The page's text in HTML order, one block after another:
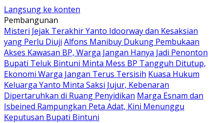
Langsung ke konten
Pembangunan
Misteri Jejak Terakhir Yanto Idoorway dan Kesaksian
yang Perlu Diuji Alfons Manibuy Dukung Pembukaan
Akses Kawasan BP, Warga Jangan Hanya Jadi Penonton
Bupati Teluk Bintuni Minta Mess BP Tangguh Ditutup,
Ekonomi Warga Jangan Terus Tersisih Kuasa Hukum
Keluarga Yanto Minta Saksi Jujur, Kebenaran
Dipertaruhkan di Ruang Penyidikan Marga Esnam dan
Isbeined Rampungkan Peta Adat, Kini Menunggu
Keputusan Bupati Bintuni